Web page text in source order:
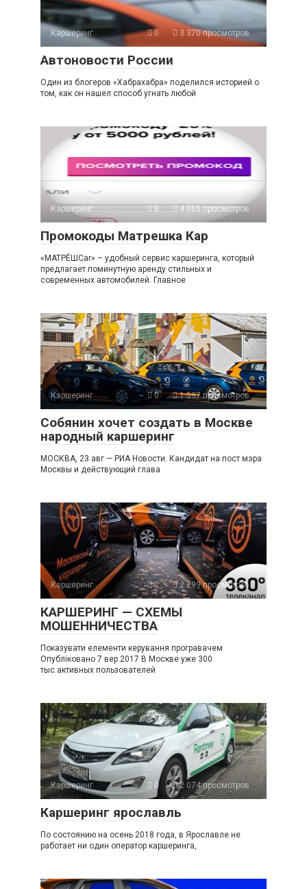
Каршеринг 0 3 370 просмотров
Автоновости России
Один из блогеров «Хабрахабра» поделился историей о
том, как он нашел способ угнать любой
Каршеринг 0 4 065 просмотров
Промокоды Матрешка Кар
«МАТРЁШCar» – удобный сервис каршеринга, который
предлагает поминутную аренду стильных и
современных автомобилей. Главное
Каршеринг 0 1 597 просмотров
Собянин хочет создать в Москве
народный каршеринг
МОСКВА, 23 авг — РИА Новости. Кандидат на пост мэра
Москвы и действующий глава
Каршеринг 0 2 299 просмотров
КАРШЕРИНГ — СХЕМЫ
МОШЕННИЧЕСТВА
Показувати елементи керування програвачем
Опубліковано 7 вер 2017 В Москве уже 300
тыс.активных пользователей
Каршеринг 0 2 074 просмотров
Каршеринг ярославль
По состоянию на осень 2018 года, в Ярославле не
работает ни один оператор каршеринга,